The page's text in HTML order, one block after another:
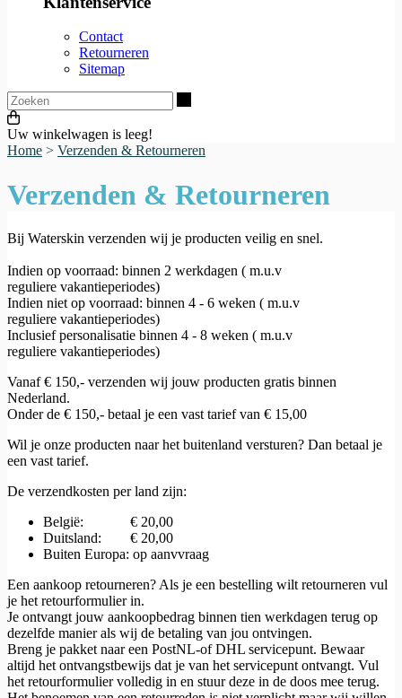
Contact
Retourneren
Sitemap
Uw winkelwagen is leeg!
Home > Verzenden & Retourneren
Verzenden & Retourneren
Bij Waterskin verzenden wij je producten veilig en snel.
Indien op voorraad: binnen 2 werkdagen ( m.u.v
reguliere vakantieperiodes)
Indien niet op voorraad: binnen 4 - 6 weken ( m.u.v
reguliere vakantieperiodes)
Inclusief personalisatie binnen 4 - 8 weken ( m.u.v
reguliere vakantieperiodes)
Vanaf € 150,- verzenden wij jouw producten gratis binnen
Nederland.
Onder de € 150,- betaal je een vast tarief van € 15,00
Wil je onze producten naar het buitenland versturen? Dan betaal je
een vast tarief.
De verzendkosten per land zijn:
België: € 20,00
Duitsland: € 20,00
Buiten Europa: op aanvvraag
Een aankoop retourneren? Als je een bestelling wilt retourneren vul
je het retourformulier in.
Je ontvangt jouw aankoopbedrag binnen tien werkdagen terug op
dezelfde manier als wij de betaling van jou ontvingen.
Breng je pakket naar een PostNL-of DHL servicepunt. Bewaar
altijd het ontvangstbewijs dat je van het servicepunt ontvangt. Vul
het retourformulier volledig in en stuur deze in de doos mee terug.